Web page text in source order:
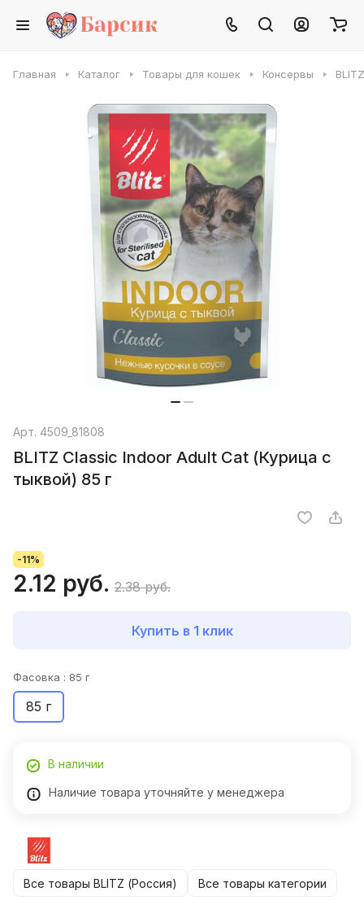
Главная Каталог Товары для кошек Консервы
Арт. 4509_81808
BLITZ Classic Indoor Adult Cat (Курица с
тыквой) 85 г
-11%
2.12 руб. 2.38 руб.
Купить в 1 клик
Фасовка : 85 г
85 г
В наличии
Наличие товара уточняйте у менеджера
Все товары BLITZ (Россия) Все товары категории